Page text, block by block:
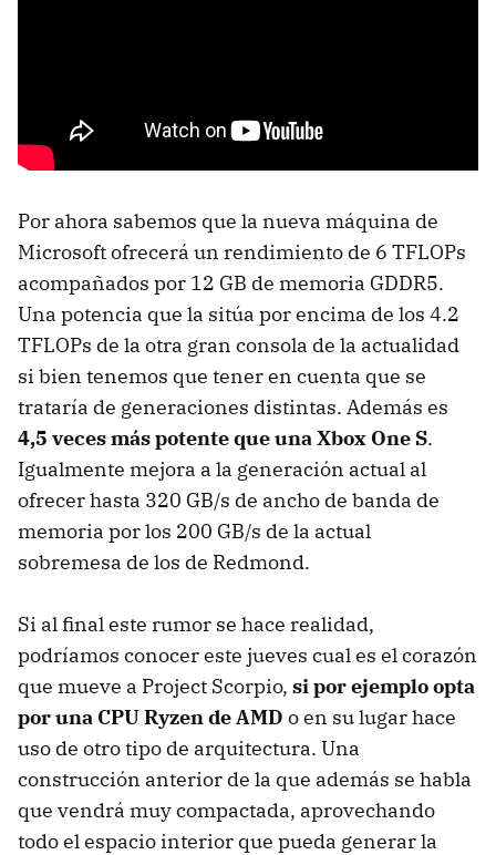
Por ahora sabemos que la nueva máquina de
Microsoft ofrecerá un rendimiento de 6 TFLOPs
acompañados por 12 GB de memoria GDDR5.
Una potencia que la sitúa por encima de los 4.2
TFLOPs de la otra gran consola de la actualidad
si bien tenemos que tener en cuenta que se
trataría de generaciones distintas. Además es
4,5 veces más potente que una Xbox One S.
Igualmente mejora a la generación actual al
ofrecer hasta 320 GB/s de ancho de banda de
memoria por los 200 GB/s de la actual
sobremesa de los de Redmond.
Si al final este rumor se hace realidad,
podríamos conocer este jueves cual es el corazón
que mueve a Project Scorpio, si por ejemplo opta
por una CPU Ryzen de AMD o en su lugar hace
uso de otro tipo de arquitectura. Una
construcción anterior de la que además se habla
que vendrá muy compactada, aprovechando
todo el espacio interior que pueda generar la